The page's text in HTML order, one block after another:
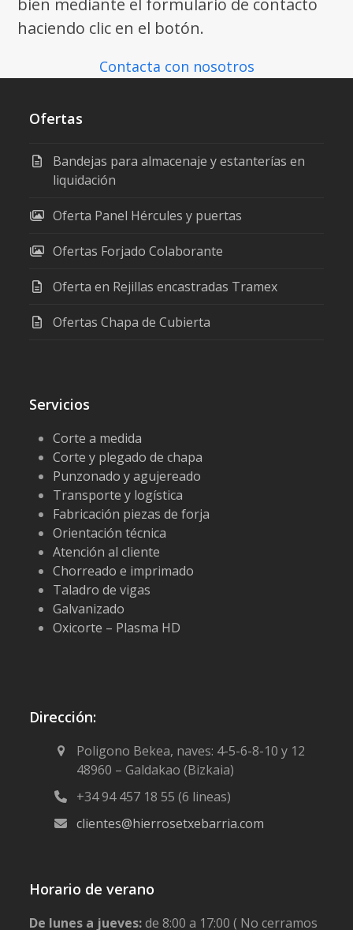
bien mediante el formulario de contacto
haciendo clic en el botón.
Contacta con nosotros
Ofertas
Bandejas para almacenaje y estanterías en
liquidación
Oferta Panel Hércules y puertas
Ofertas Forjado Colaborante
Oferta en Rejillas encastradas Tramex
Ofertas Chapa de Cubierta
Servicios
Corte a medida
Corte y plegado de chapa
Punzonado y agujereado
Transporte y logística
Fabricación piezas de forja
Orientación técnica
Atención al cliente
Chorreado e imprimado
Taladro de vigas
Galvanizado
Oxicorte – Plasma HD
Dirección:
Poligono Bekea, naves: 4-5-6-8-10 y 12
48960 – Galdakao (Bizkaia)
+34 94 457 18 55 (6 lineas)
clientes@hierrosetxebarria.com
Horario de verano
De lunes a jueves:de 8:00 a 17:00 ( No cerramos